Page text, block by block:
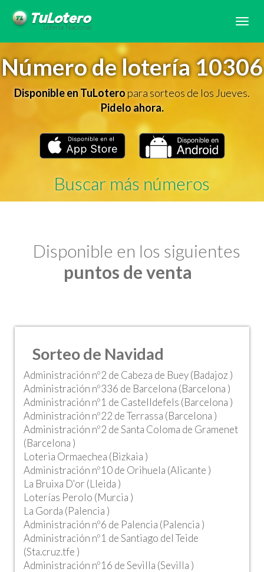
Número de lotería 10306
Disponible en TuLoteropara sorteos de los Jueves.
Pidelo ahora.
Buscar más números
Disponible en los siguientes
puntos de venta
Sorteo de Navidad
Administración nº2 de Cabeza de Buey (Badajoz )
Administración nº336 de Barcelona (Barcelona )
Administración nº1 de Castelldefels (Barcelona )
Administración nº22 de Terrassa (Barcelona )
Administración nº2 de Santa Coloma de Gramenet
(Barcelona )
Loteria Ormaechea (Bizkaia )
Administración nº10 de Orihuela (Alicante )
La Bruixa D'or (Lleida )
Loterías Perolo (Murcia )
La Gorda (Palencia )
Administración nº6 de Palencia (Palencia )
Administración nº1 de Santiago del Teide
(Sta.cruz.tfe )
Administración nº16 de Sevilla (Sevilla )